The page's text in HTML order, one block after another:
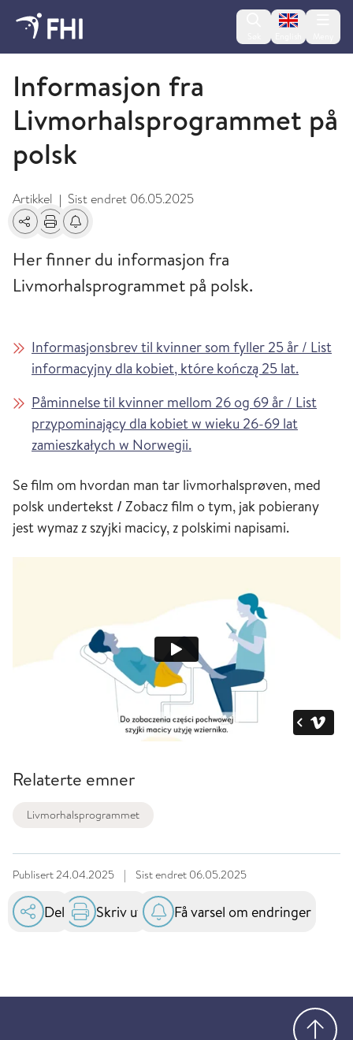
Change
Informasjon på ulike språk
Informasjon fra
Livmorhalsprogrammet på
polsk
Artikkel | Sist endret 06.05.2025
Del Skriv utFå varsel om endringer
Her finner du informasjon fra
Livmorhalsprogrammet på polsk.
Informasjonsbrev til kvinner som fyller 25 år / List
informacyjny dla kobiet, które kończą 25 lat.
Påminnelse til kvinner mellom 26 og 69 år / List
przypominający dla kobiet w wieku 26-69 lat
zamieszkałych w Norwegii.
Se film om hvordan man tar livmorhalsprøven, med
polsk undertekst / Zobacz film o tym, jak pobierany
jest wymaz z szyjki macicy, z polskimi napisami.
Relaterte emner
Livmorhalsprogrammet
Publisert24.04.2025 | Sist endret 06.05.2025
Del Skriv ut Få varsel om endringer